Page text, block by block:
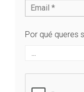
Por qué queres